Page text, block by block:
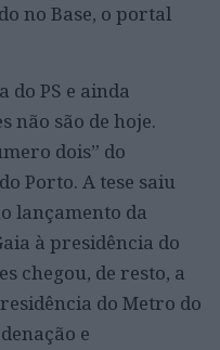
no Base, o portal
do PS e ainda
não são de hoje.
dois” do
Porto. A tese saiu
lançamento da
à presidência do
chegou, de resto, a
do Metro do
e